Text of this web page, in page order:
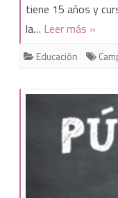
Héctor
Sánchez
por
tiene 15 años y
la… Leer más »
Educación